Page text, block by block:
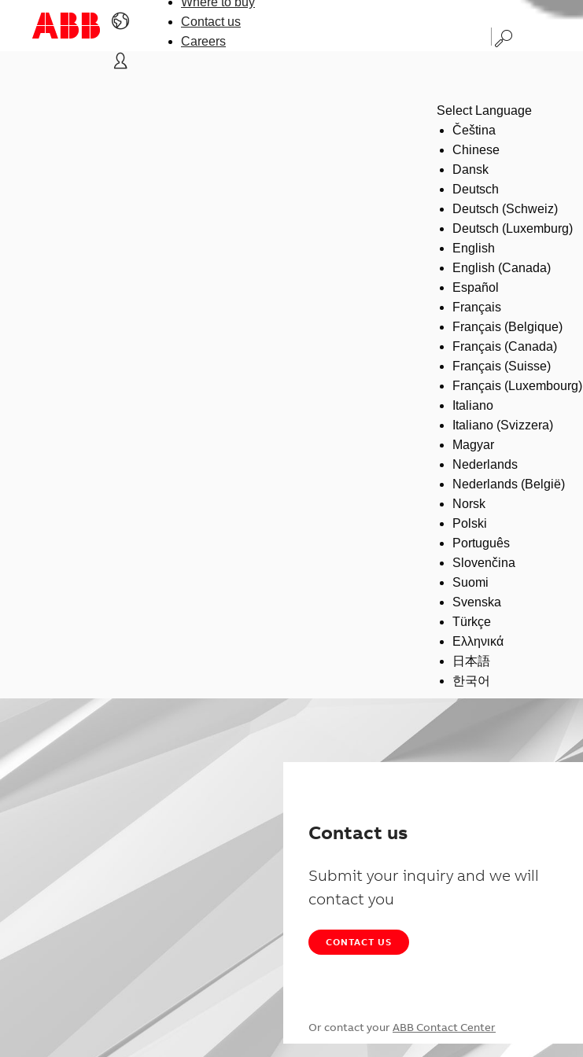
Contact us
Careers
Select Language
Čeština
Chinese
Dansk
Deutsch
Deutsch (Schweiz)
Deutsch (Luxemburg)
English
English (Canada)
Español
Français
Français (Belgique)
Français (Canada)
Français (Suisse)
Français (Luxembourg)
Italiano
Italiano (Svizzera)
Magyar
Nederlands
Nederlands (België)
Norsk
Polski
Português
Slovenčina
Suomi
Svenska
Türkçe
Ελληνικά
日本語
한국어
Contact us
Submit your inquiry and we will
contact you
CONTACT US
Or contact your ABB Contact Center